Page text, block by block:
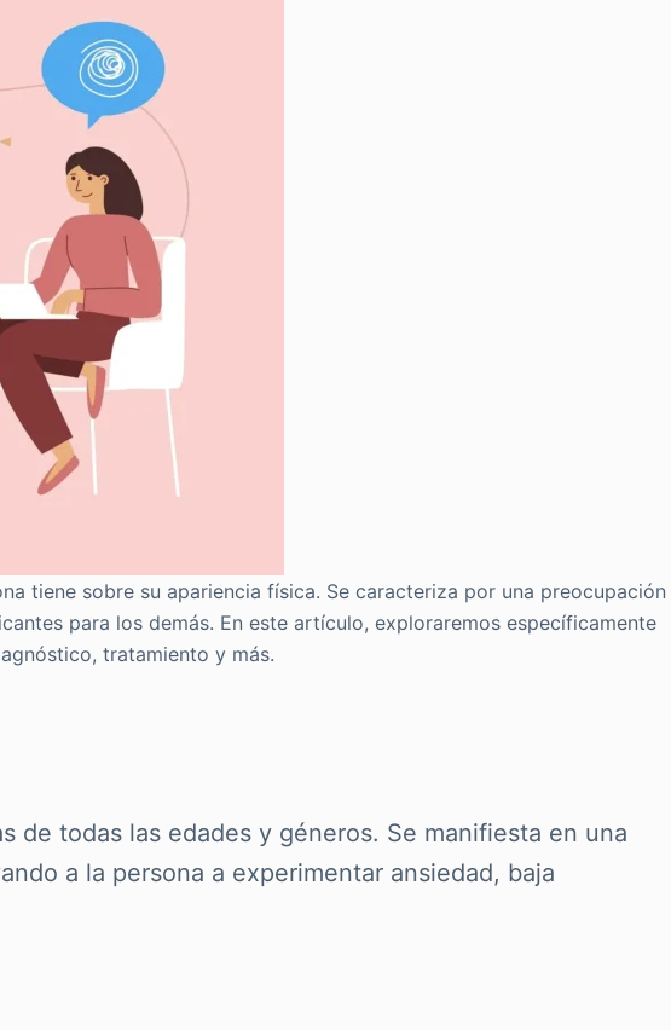
tiene sobre su apariencia física. Se caracteriza por una preocupación
para los demás. En este artículo, exploraremos específicamente
tratamiento y más.
de todas las edades y géneros. Se manifiesta en una
a la persona a experimentar ansiedad, baja